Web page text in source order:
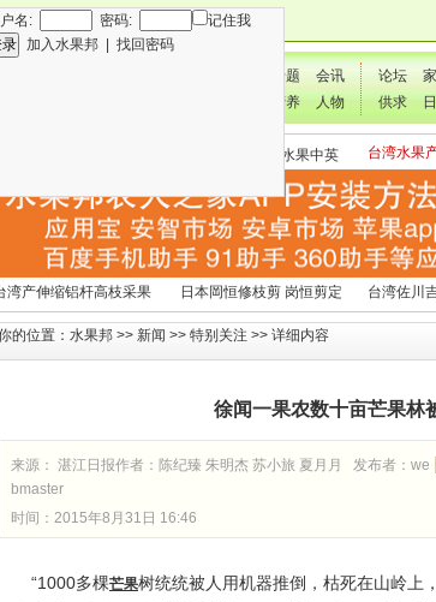
名: 密码:
记住我
加入水果邦
找回密码
专题
会讯
营养 人物
论坛
供求
国外水果产期及水果中英
台湾水果
文表
湾产伸缩铝杆高枝采果
2270#
日本岡恒修枝剪 岗恒剪定
铗200
台湾佐川
（欧洲款
的位置： 水果邦 >> 新闻 >> 特别关注 >> 详细内容
徐闻一果农数十亩芒果林
来源： 湛江日报作者：陈纪臻 朱明杰 苏小旅 夏月月 发布者： we
bmaster
时间：2015年8月31日 16:46
“1000多棵芒果树统统被人用机器推倒，枯死在山岭上